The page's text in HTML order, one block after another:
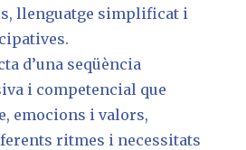
llenguatge simplificat i
d’una seqüència
i competencial que
emocions i valors,
ritmes i necessitats